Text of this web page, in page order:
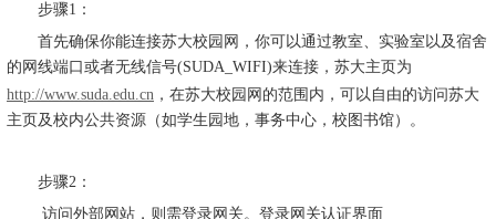
步骤1：
首先确保你能连接苏大校园网，你可以通过教室、实验室以及宿舍
的网线端口或者无线信号(SUDA_WIFI)来连接，苏大主页为
http://www.suda.edu.cn ，在苏大校园网的范围内，可以自由的访问苏大
主页及校内公共资源（如学生园地，事务中心，校图书馆）。
步骤2：
访问外部网站，则需登录网关。登录网关认证界面